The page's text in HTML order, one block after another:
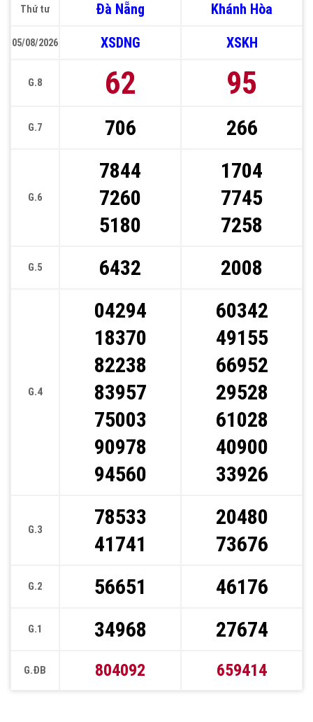
Thứ tư
05/08/2026
G.8
G.7
G.6
G.5
G.4
G.3
G.2
G.1
G.ĐB
Đà Nẵng
XSDNG
62
706
7844
7260
5180
6432
04294
18370
82238
83957
75003
90978
94560
78533
41741
56651
34968
804092
Khánh Hòa
XSKH
95
266
1704
7745
7258
2008
60342
49155
66952
29528
61028
40900
33926
20480
73676
46176
27674
659414